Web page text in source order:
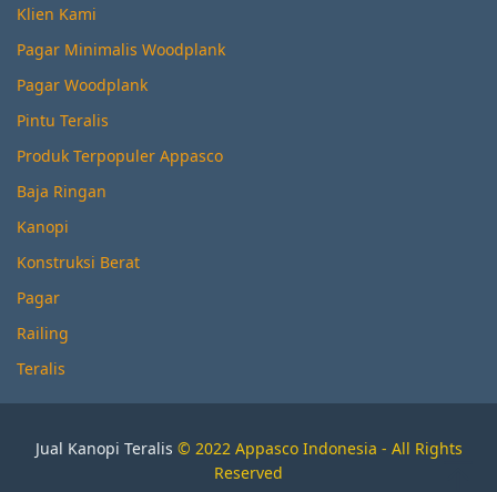
Klien Kami
Pagar Minimalis Woodplank
Pagar Woodplank
Pintu Teralis
Produk Terpopuler Appasco
Baja Ringan
Kanopi
Konstruksi Berat
Pagar
Railing
Teralis
Jual Kanopi Teralis © 2022 Appasco Indonesia - All Rights
Reserved